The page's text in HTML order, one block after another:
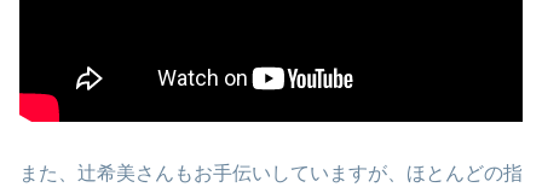
また、辻希美さんもお手伝いしていますが、ほとんどの指